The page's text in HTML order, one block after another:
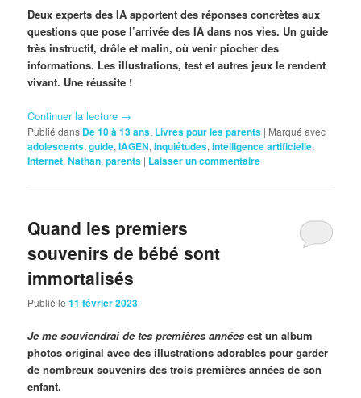
Deux experts des IA apportent des réponses concrètes aux
questions que pose l’arrivée des IA dans nos vies. Un guide
très instructif, drôle et malin, où venir piocher des
informations. Les illustrations, test et autres jeux le rendent
vivant. Une réussite !
Continuer la lecture →
Publié dans De 10 à 13 ans, Livres pour les parents | Marqué avec
adolescents,guide,IAGEN,inquiétudes,intelligence artificielle,
Internet,Nathan,parents | Laisser un commentaire
Quand les premiers
souvenirs de bébé sont
immortalisés
Publié le11 février 2023
Je me souviendrai de tes premières années est un album
photos original avec des illustrations adorables pour garder
de nombreux souvenirs des trois premières années de son
enfant.